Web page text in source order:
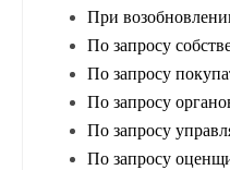
При
По запросу
По запросу
По запросу
По запросу
По запросу